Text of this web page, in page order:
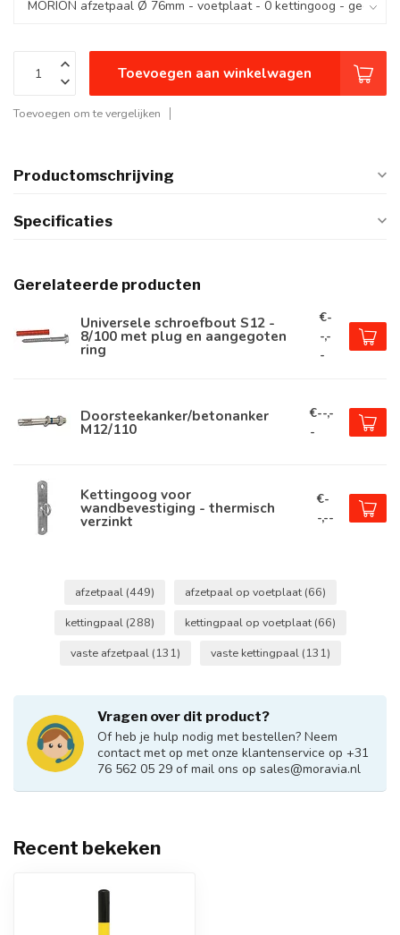
Toevoegen aan winkelwagen
Toevoegen om te vergelijken
Productomschrijving
Specificaties
Gerelateerde producten
Universele schroefbout S12 -
8/100 met plug en aangegoten
ring
€-
-,-
-
Doorsteekanker/betonanker
M12/110
€--,-
-
Kettingoog voor
wandbevestiging - thermisch
verzinkt
€-
-,--
afzetpaal (449) afzetpaal op voetplaat (66)
kettingpaal (288) kettingpaal op voetplaat (66)
vaste afzetpaal (131) vaste kettingpaal (131)
Vragen over dit product?
Of heb je hulp nodig met bestellen? Neem
contact met op met onze klantenservice op +31
76 562 05 29 of mail ons op sales@moravia.nl
Recent bekeken